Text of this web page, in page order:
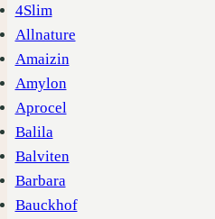
4Slim
Allnature
Amaizin
Amylon
Aprocel
Balila
Balviten
Barbara
Bauckhof